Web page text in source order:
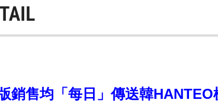
銷售均「每日」傳送韓